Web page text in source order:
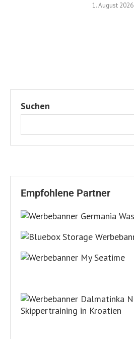
1. August 2026
Suchen
Empfohlene Partner